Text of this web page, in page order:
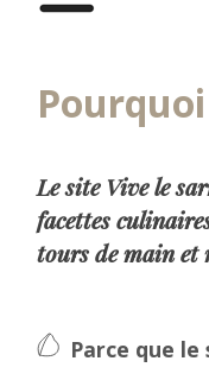
Le site Vive le
facettes
tours de main et
Parce que le